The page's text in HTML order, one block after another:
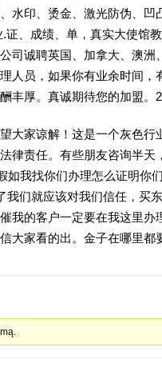
水印、烫金、激光防伪、凹
证、成绩、单，真实大使馆教
司诚聘英国、加拿大、澳洲
人员，如果你有业余时间，
丰厚。真诚期待您的加盟。
大家谅解！这是一个灰色
律责任。有些朋友咨询半天
如我找你们办理怎么证明你
我们就应该对我们信任，买
我的客户一定要在我这里
大家看的出。金子在哪里都